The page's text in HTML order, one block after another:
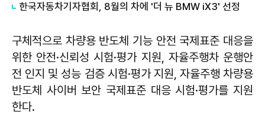
한국자동차기자협회, 8월의 차에 '더 뉴 BMW iX3' 선정
구체적으로 차량용 반도체 기능 안전 국제표준 대응을
위한 안전·신뢰성 시험·평가 지원, 자율주행차 운행안
전 인지 및 성능 검증 시험·평가 지원, 자율주행 차량용
반도체 사이버 보안 국제표준 대응 시험·평가를 지원
한다.